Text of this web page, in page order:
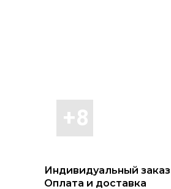
Индивидуальный заказ
Оплата и доставка